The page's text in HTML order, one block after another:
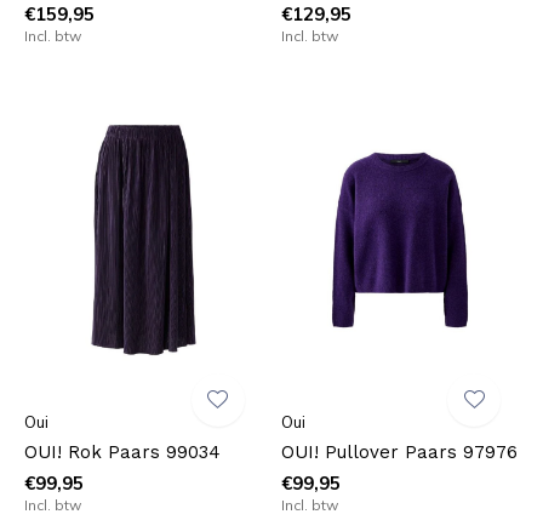
€159,95
Incl. btw
€129,95
Incl. btw
Oui
OUI! Rok Paars 99034
€99,95
Incl. btw
Oui
OUI! Pullover Paars 97976
€99,95
Incl. btw